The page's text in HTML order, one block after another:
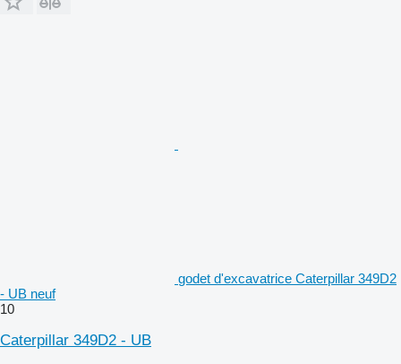
godet d'excavatrice Caterpillar 349D2
- UB neuf
10
Caterpillar 349D2 - UB